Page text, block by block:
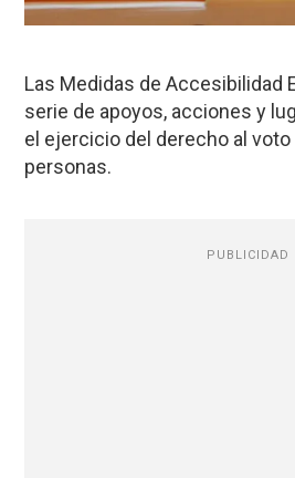
Las Medidas de Accesibilidad
serie de apoyos, acciones y
el ejercicio del derecho al voto
personas.
PUBLICIDAD